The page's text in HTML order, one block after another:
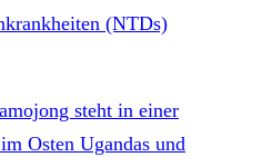
(NTDs)